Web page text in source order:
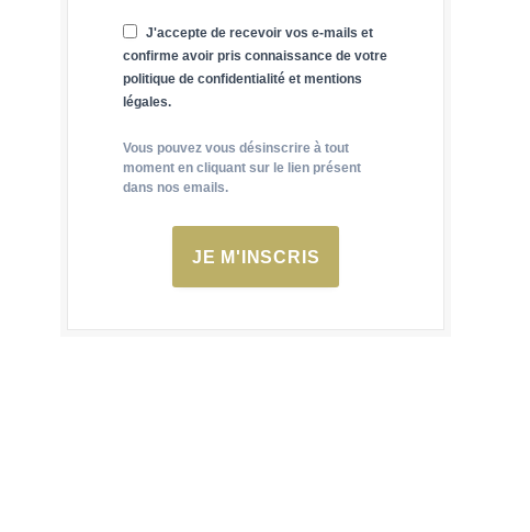
J'accepte de recevoir vos e-mails et
confirme avoir pris connaissance de votre
politique de confidentialité et mentions
légales.
Vous pouvez vous désinscrire à tout
moment en cliquant sur le lien présent
dans nos emails.
JE M'INSCRIS